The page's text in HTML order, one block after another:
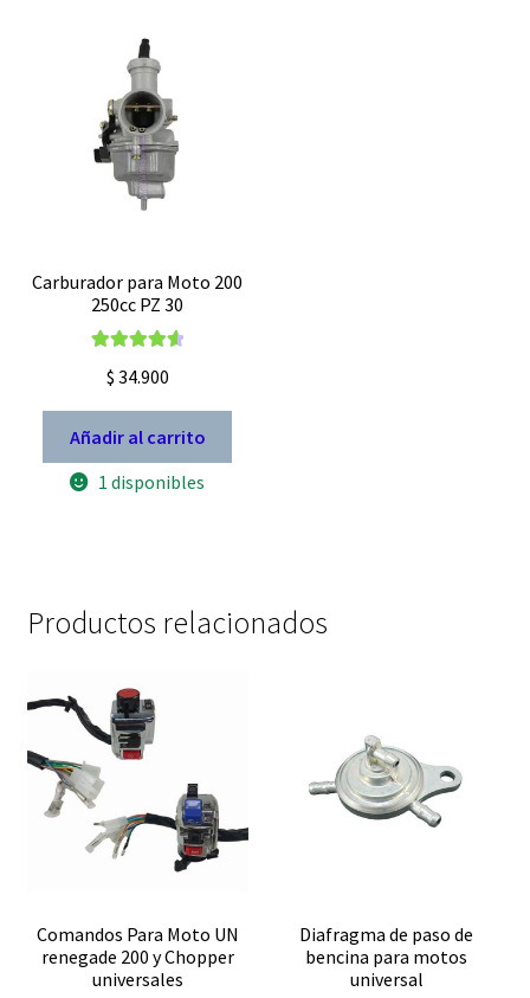
Carburador para Moto 200
250cc PZ 30
con
5
$ 34.900
Añadir al carrito
1 disponibles
Productos relacionados
Comandos Para Moto UN
renegade 200 y Chopper
universales
Diafragma de paso de
bencina para motos
universal